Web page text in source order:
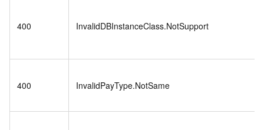
400 InvalidDBInstanceClass.NotSupport
400 InvalidPayType.NotSame